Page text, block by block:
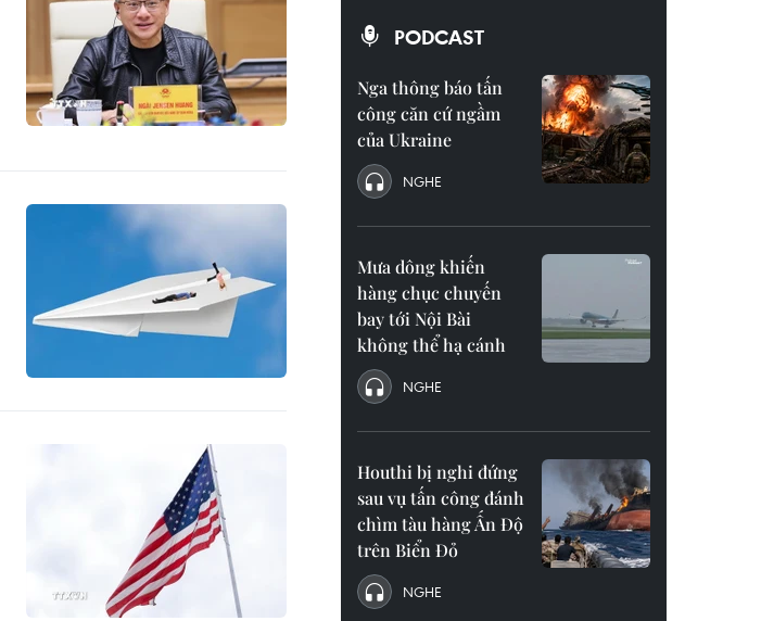
PODCAST
Nga thông báo tấn
công căn cứ ngầm
của Ukraine
NGHE
Mưa dông khiến
hàng chục chuyến
bay tới Nội Bài
không thể hạ cánh
NGHE
Houthi bị nghi đứng
sau vụ tấn công đánh
chìm tàu hàng Ấn Độ
trên Biển Đỏ
NGHE